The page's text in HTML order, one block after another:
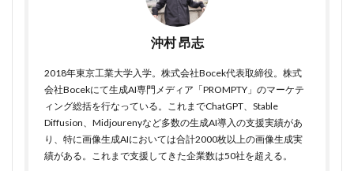
沖村 昂志
2018年東京工業大学入学。株式会社Bocek代表取締役。株式
会社Bocekにて生成AI専門メディア「PROMPTY」のマーケテ
ィング総括を行なっている。これまでChatGPT、Stable
Diffusion、Midjourenyなど多数の生成AI導入の支援実績があ
り、特に画像生成AIにおいては合計2000枚以上の画像生成実
績がある。これまで支援してきた企業数は50社を超える。